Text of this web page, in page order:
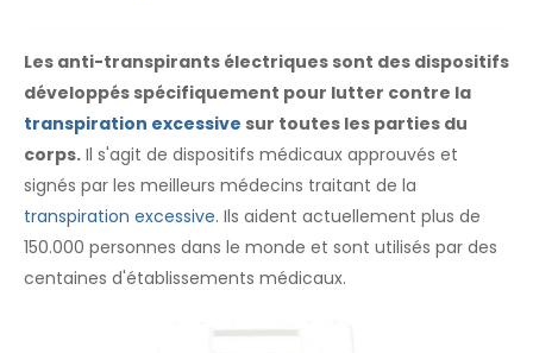
Les anti-transpirants électriques sont des dispositifs
développés spécifiquement pour lutter contre la
transpiration excessive sur toutes les parties du
corps. Il s'agit de dispositifs médicaux approuvés et
signés par les meilleurs médecins traitant de la
transpiration excessive. Ils aident actuellement plus de
150.000 personnes dans le monde et sont utilisés par des
centaines d'établissements médicaux.